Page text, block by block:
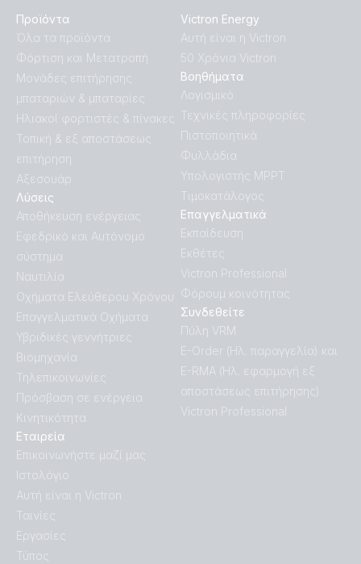
Προϊόντα
Όλα τα προϊόντα
Φόρτιση και Μετατροπή
Μονάδες επιτήρησης
μπαταριών & μπαταρίες
Ηλιακοί φορτιστές & πίνακες
Τοπική & εξ αποστάσεως
επιτήρηση
Αξεσουάρ
Victron Energy
Αυτή είναι η Victron
50 Χρόνια Victron
Λύσεις
Αποθήκευση ενέργειας
Εφεδρικό και Αυτόνομο
σύστημα
Ναυτιλία
Οχήματα Ελεύθερου Χρόνου
Επαγγελματικά Οχήματα
Υβριδικές γεννήτριες
Βιομηχανία
Τηλεπικοινωνίες
Πρόσβαση σε ενέργεια
Κινητικότητα
Εταιρεία
Επικοινωνήστε μαζί μας
Ιστολόγιο
Αυτή είναι η Victron
Ταινίες
Εργασίες
Τύπος
Βοηθήματα
Λογισμικό
Τεχνικές πληροφορίες
Πιστοποιητικά
Φυλλάδια
Υπολογιστής MPPT
Τιμοκατάλογος
Επαγγελματικά
Εκπαίδευση
Εκθέτες
Victron Professional
Φόρουμ κοινότητας
Συνδεθείτε
Πύλη VRM
E-Order (Ηλ. παραγγελία) και
E-RMA (Ηλ. εφαρμογή εξ
αποστάσεως επιτήρησης)
Victron Professional